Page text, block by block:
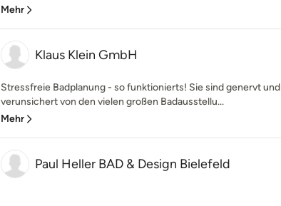
Mehr
Klaus Klein GmbH
Stressfreie Badplanung - so funktionierts! Sie sind genervt und
verunsichert von den vielen großen Badausstellu...
Mehr
Paul Heller BAD & Design Bielefeld